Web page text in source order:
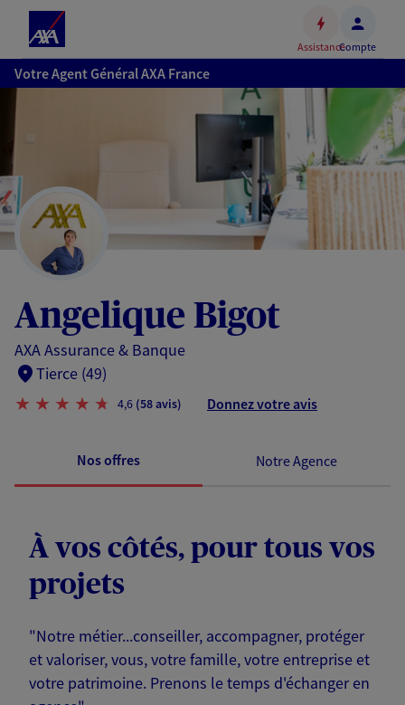
Accéder
au
principal
pied
page
AssistanceCompte
Votre Agent Général AXA France
Angelique Bigot
AXA Assurance & Banque
Tierce (49)
4,6 (58 avis) Donnez votre avis
Nos offres Notre Agence
À vos côtés, pour tous vos
projets
"Notre métier...conseiller, accompagner, protéger
et valoriser, vous, votre famille, votre entreprise et
votre patrimoine. Prenons le temps d'échanger en